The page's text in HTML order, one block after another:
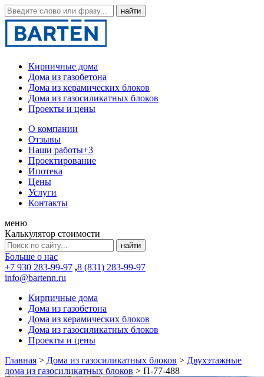
Кирпичные дома
Дома из газобетона
Дома из керамических блоков
Дома из газосиликатных блоков
Проекты и цены
О компании
Отзывы
Наши работы+3
Проектирование
Ипотека
Цены
Услуги
Контакты
меню
Калькулятор стоимости
Больше о нас
+7 930 283-99-97 ,8 (831) 283-99-97
info@bartenn.ru
Кирпичные дома
Дома из газобетона
Дома из керамических блоков
Дома из газосиликатных блоков
Проекты и цены
Главная > Дома из газосиликатных блоков > Двухэтажные
дома из газосиликатных блоков > П-77-488